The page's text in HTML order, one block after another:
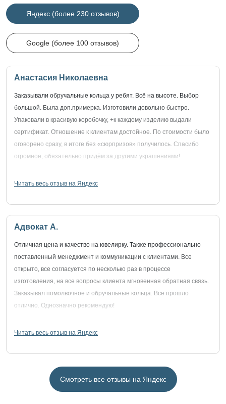
Яндекс (более 230 отзывов)
Google (более 100 отзывов)
Анастасия Николаевна
Заказывали обручальные кольца у ребят. Всё на высоте. Выбор
большой. Была доп.примерка. Изготовили довольно быстро.
Упаковали в красивую коробочку, +к каждому изделию выдали
сертификат. Отношение к клиентам достойное. По стоимости было
оговорено сразу, в итоге без «сюрпризов» получилось. Спасибо
огромное, обязательно придём за другими украшениями!
Читать весь отзыв на Яндекс
Адвокат А.
Отличная цена и качество на ювелирку. Также профессионально
поставленный менеджмент и коммуникации с клиентами. Все
открыто, все согласуется по несколько раз в процессе
изготовления, на все вопросы клиента мгновенная обратная связь.
Заказывал помолвочное и обручальные кольца. Все прошло
отлично. Однозначно рекомендую!
Читать весь отзыв на Яндекс
Смотреть все отзывы на Яндекс